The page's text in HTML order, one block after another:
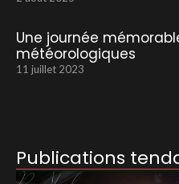
Une journée
météorologiques
11 juillet 2023
Publications